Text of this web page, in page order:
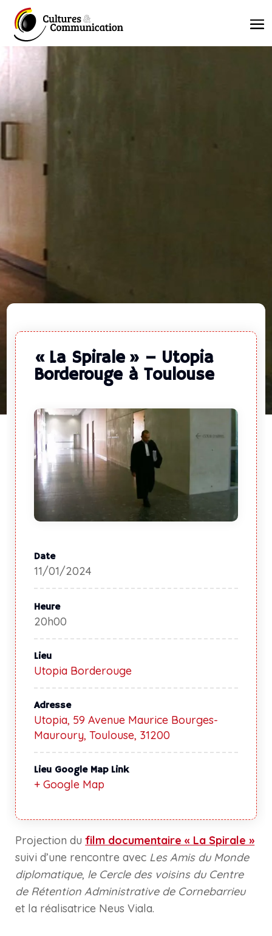
Projection dufilm documentaire « La Spirale »
suivi d’une rencontre avec Les Amis du Monde
diplomatique, le Cercle des voisins du Centre
de Rétention Administrative de Cornebarrieu
et la réalisatrice Neus Viala.
« La Spirale » – Utopia
Borderouge à Toulouse
Date
11/01/2024
Heure
20h00
Lieu
Utopia Borderouge
Adresse
Utopia, 59 Avenue Maurice Bourges-
Mauroury, Toulouse, 31200
Lieu Google Map Link
+ Google Map